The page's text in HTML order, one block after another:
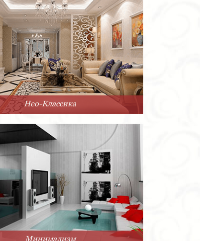
Нео-Классика
Минимализм